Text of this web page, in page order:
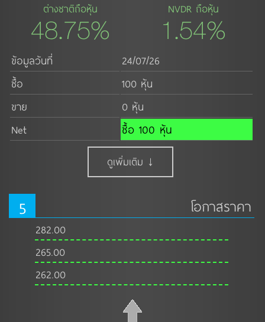
ต่างชาติถือหุ้น
48.75%
NVDR ถือหุ้น
1.54%
ข้อมูลวันที่
24/07/26
ซื้อ
100 หุ้น
ขาย
0 หุ้น
Net
ซื้อ 100 หุ้น
ดูเพิ่มเติม ↓
5 โอกาสราคา
282.00
265.00
262.00